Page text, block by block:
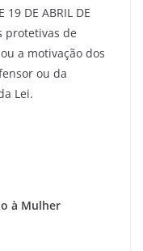
DE ABRIL DE
protetivas de
a motivação dos
ou da
Lei.
à Mulher